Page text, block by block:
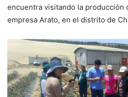
encuentra visitando la producción
empresa Arato, en el distrito de